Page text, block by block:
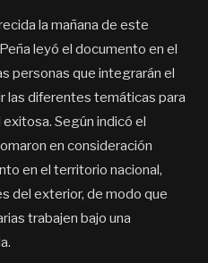
la mañana de este
leyó el documento en el
personas que integrarán el
las diferentes temáticas para
Según indicó el
en consideración
en el territorio nacional,
del exterior, de modo que
trabajen bajo una